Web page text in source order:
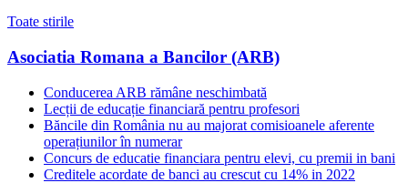
Toate stirile
Asociatia Romana a Bancilor (ARB)
Conducerea ARB rămâne neschimbată
Lecții de educație financiară pentru profesori
Băncile din România nu au majorat comisioanele aferente
operațiunilor în numerar
Concurs de educatie financiara pentru elevi, cu premii in bani
Creditele acordate de banci au crescut cu 14% in 2022